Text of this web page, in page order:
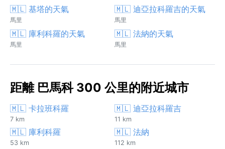
🇲🇱 基塔的天氣
馬里
🇲🇱 迪亞拉科羅吉的天氣
馬里
🇲🇱 庫利科羅的天氣
馬里
🇲🇱 法納的天氣
馬里
距離 巴馬科 300 公里的附近城市
🇲🇱 卡拉班科羅
7 km
🇲🇱 迪亞拉科羅吉
11 km
🇲🇱 庫利科羅
53 km
🇲🇱 法納
112 km